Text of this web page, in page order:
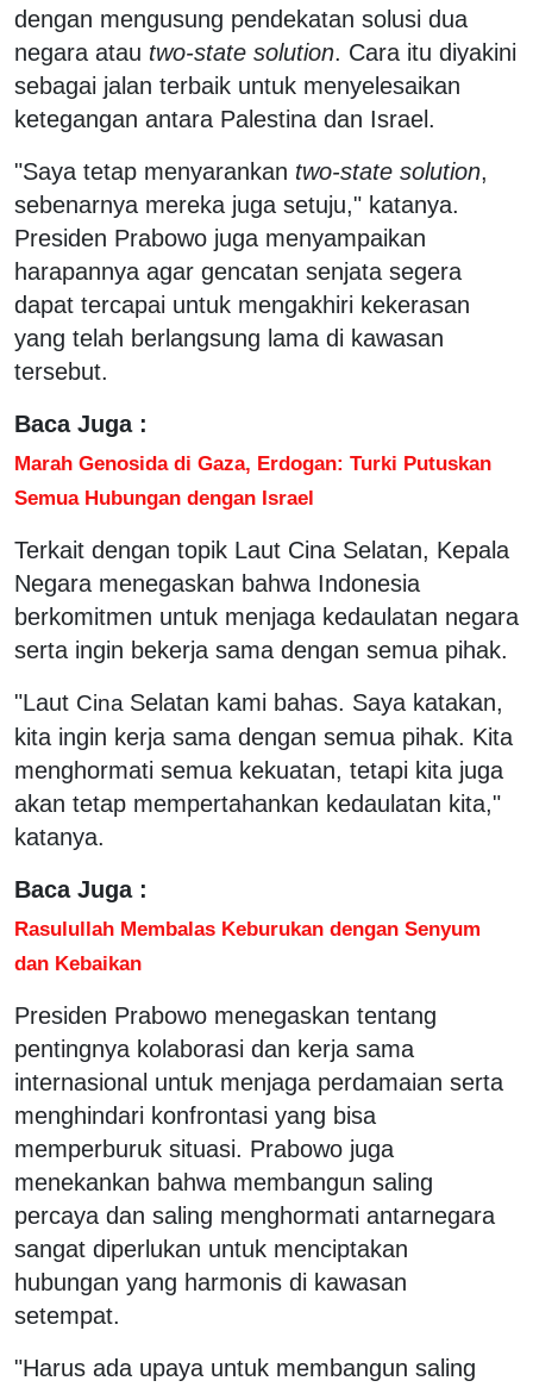
dengan mengusung pendekatan solusi dua
negara atau two-state solution. Cara itu diyakini
sebagai jalan terbaik untuk menyelesaikan
ketegangan antara Palestina dan Israel.
"Saya tetap menyarankan two-state solution,
sebenarnya mereka juga setuju," katanya.
Presiden Prabowo juga menyampaikan
harapannya agar gencatan senjata segera
dapat tercapai untuk mengakhiri kekerasan
yang telah berlangsung lama di kawasan
tersebut.
Baca Juga :
Marah Genosida di Gaza, Erdogan: Turki Putuskan
Semua Hubungan dengan Israel
Terkait dengan topik Laut Cina Selatan, Kepala
Negara menegaskan bahwa Indonesia
berkomitmen untuk menjaga kedaulatan negara
serta ingin bekerja sama dengan semua pihak.
"Laut Cina Selatan kami bahas. Saya katakan,
kita ingin kerja sama dengan semua pihak. Kita
menghormati semua kekuatan, tetapi kita juga
akan tetap mempertahankan kedaulatan kita,"
katanya.
Baca Juga :
Rasulullah Membalas Keburukan dengan Senyum
dan Kebaikan
Presiden Prabowo menegaskan tentang
pentingnya kolaborasi dan kerja sama
internasional untuk menjaga perdamaian serta
menghindari konfrontasi yang bisa
memperburuk situasi. Prabowo juga
menekankan bahwa membangun saling
percaya dan saling menghormati antarnegara
sangat diperlukan untuk menciptakan
hubungan yang harmonis di kawasan
setempat.
"Harus ada upaya untuk membangun saling